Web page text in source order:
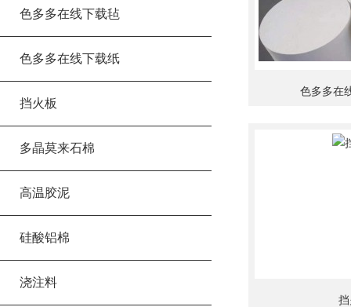
色多多在线下载毡
色多多在线下载纸
挡火板
多晶莫来石棉
高温胶泥
硅酸铝棉
浇注料
色多多在